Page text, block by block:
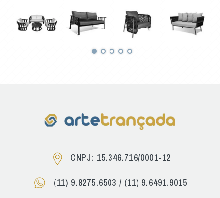
CNPJ: 15.346.716/0001-12
(11) 9.8275.6503 / (11) 9.6491.9015